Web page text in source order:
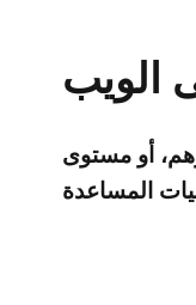
الويب
أو مستوى